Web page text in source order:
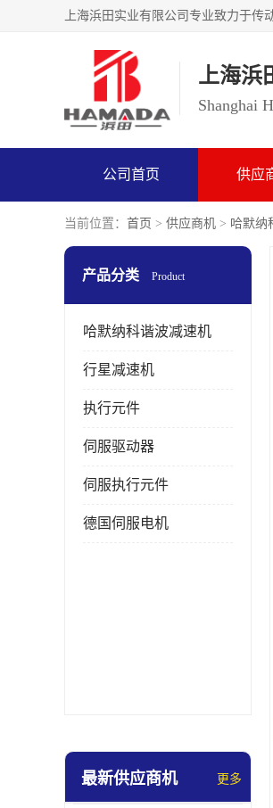
上海浜
Shanghai
公司首页 供应
当前位置： 首页 > 供应商机 > 哈默纳
产品分类 Product
哈默纳科谐波减速机
行星减速机
执行元件
伺服驱动器
伺服执行元件
德国伺服电机
最新供应商机 更多